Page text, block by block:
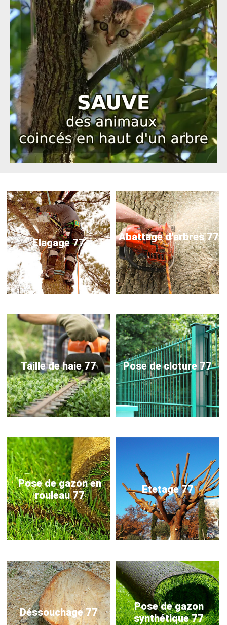
Elagage 77 Abattage d'arbres 77
Taille de haie 77 Pose de cloture 77
Pose de gazon en
rouleau 77
Etetage 77
Déssouchage 77
Pose de gazon
synthétique 77